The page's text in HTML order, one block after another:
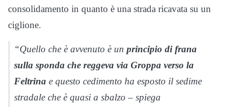
consolidamento in quanto è una strada ricavata su un
ciglione.
“Quello che è avvenuto è un principio di frana
sulla sponda che reggeva via Groppa verso la
Feltrina e questo cedimento ha esposto il sedime
stradale che è quasi a sbalzo – spiega